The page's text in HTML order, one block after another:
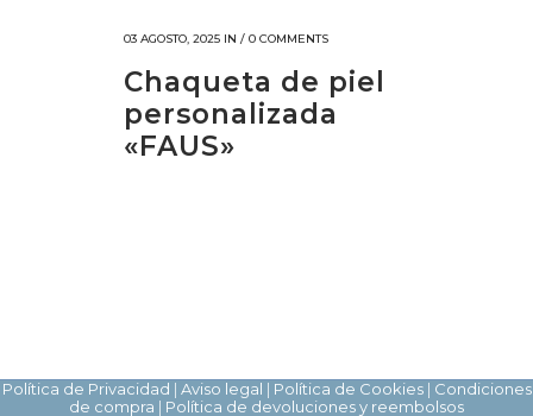
03 AGOSTO, 2025 IN / 0 COMMENTS
Chaqueta de piel
personalizada
«FAUS»
Política de Privacidad | Aviso legal | Política de Cookies| Condiciones
de compra | Política de devoluciones y reembolsos